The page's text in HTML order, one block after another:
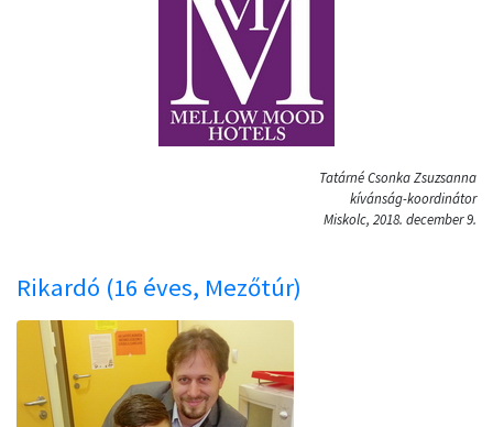
Tatárné Csonka Zsuzsanna
kívánság-koordinátor
Miskolc, 2018. december 9.
Rikardó (16 éves, Mezőtúr)